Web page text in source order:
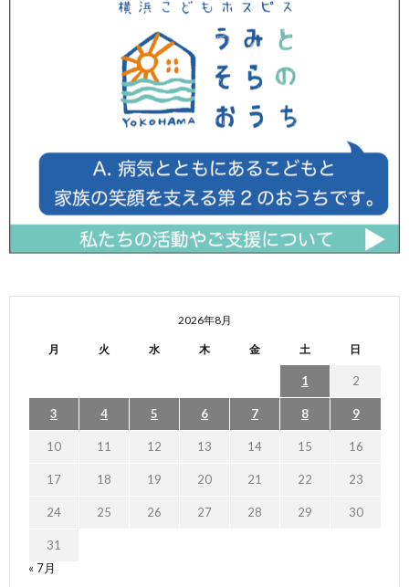
2026年8月
月 火 水 木 金 土 日
1 2
3 4 5 6 7 8 9
10 11 12 13 14 15 16
17 18 19 20 21 22 23
24 25 26 27 28 29 30
31
« 7月